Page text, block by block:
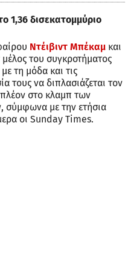
1,36 δισεκατομμύριο
Ντέιβιντ Μπέκαμ και
του συγκροτήματος
τη μόδα και τις
τους να διπλασιάζεται τον
στο κλαμπ των
σύμφωνα με την ετήσια
οι Sunday Times.